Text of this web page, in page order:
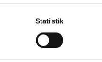
Statistik